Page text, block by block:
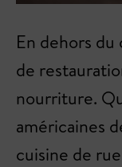
En dehors
de
nourriture.
américaines
cuisine de